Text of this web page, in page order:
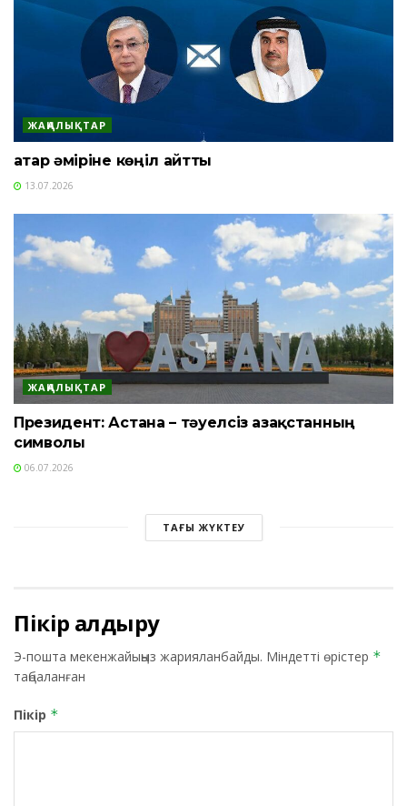
ЖАҢАЛЫҚТАР
Қатар әміріне көңіл айтты
13.07.2026
ЖАҢАЛЫҚТАР
Президент: Астана – тәуелсіз Қазақстанның
символы
06.07.2026
ТАҒЫ ЖҮКТЕУ
Пікір қалдыру
Э-пошта мекенжайыңыз жарияланбайды. Міндетті өрістер *
таңбаланған
Пікір *